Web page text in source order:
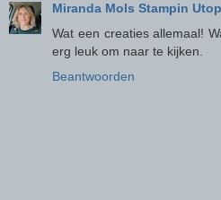
Miranda Mols Stampin
Wat een creaties allemaal!
erg leuk om naar te kijken.
Beantwoorden